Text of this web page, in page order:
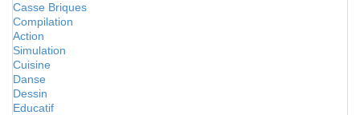
Casse Briques
Compilation
Action
Simulation
Cuisine
Danse
Dessin
Educatif